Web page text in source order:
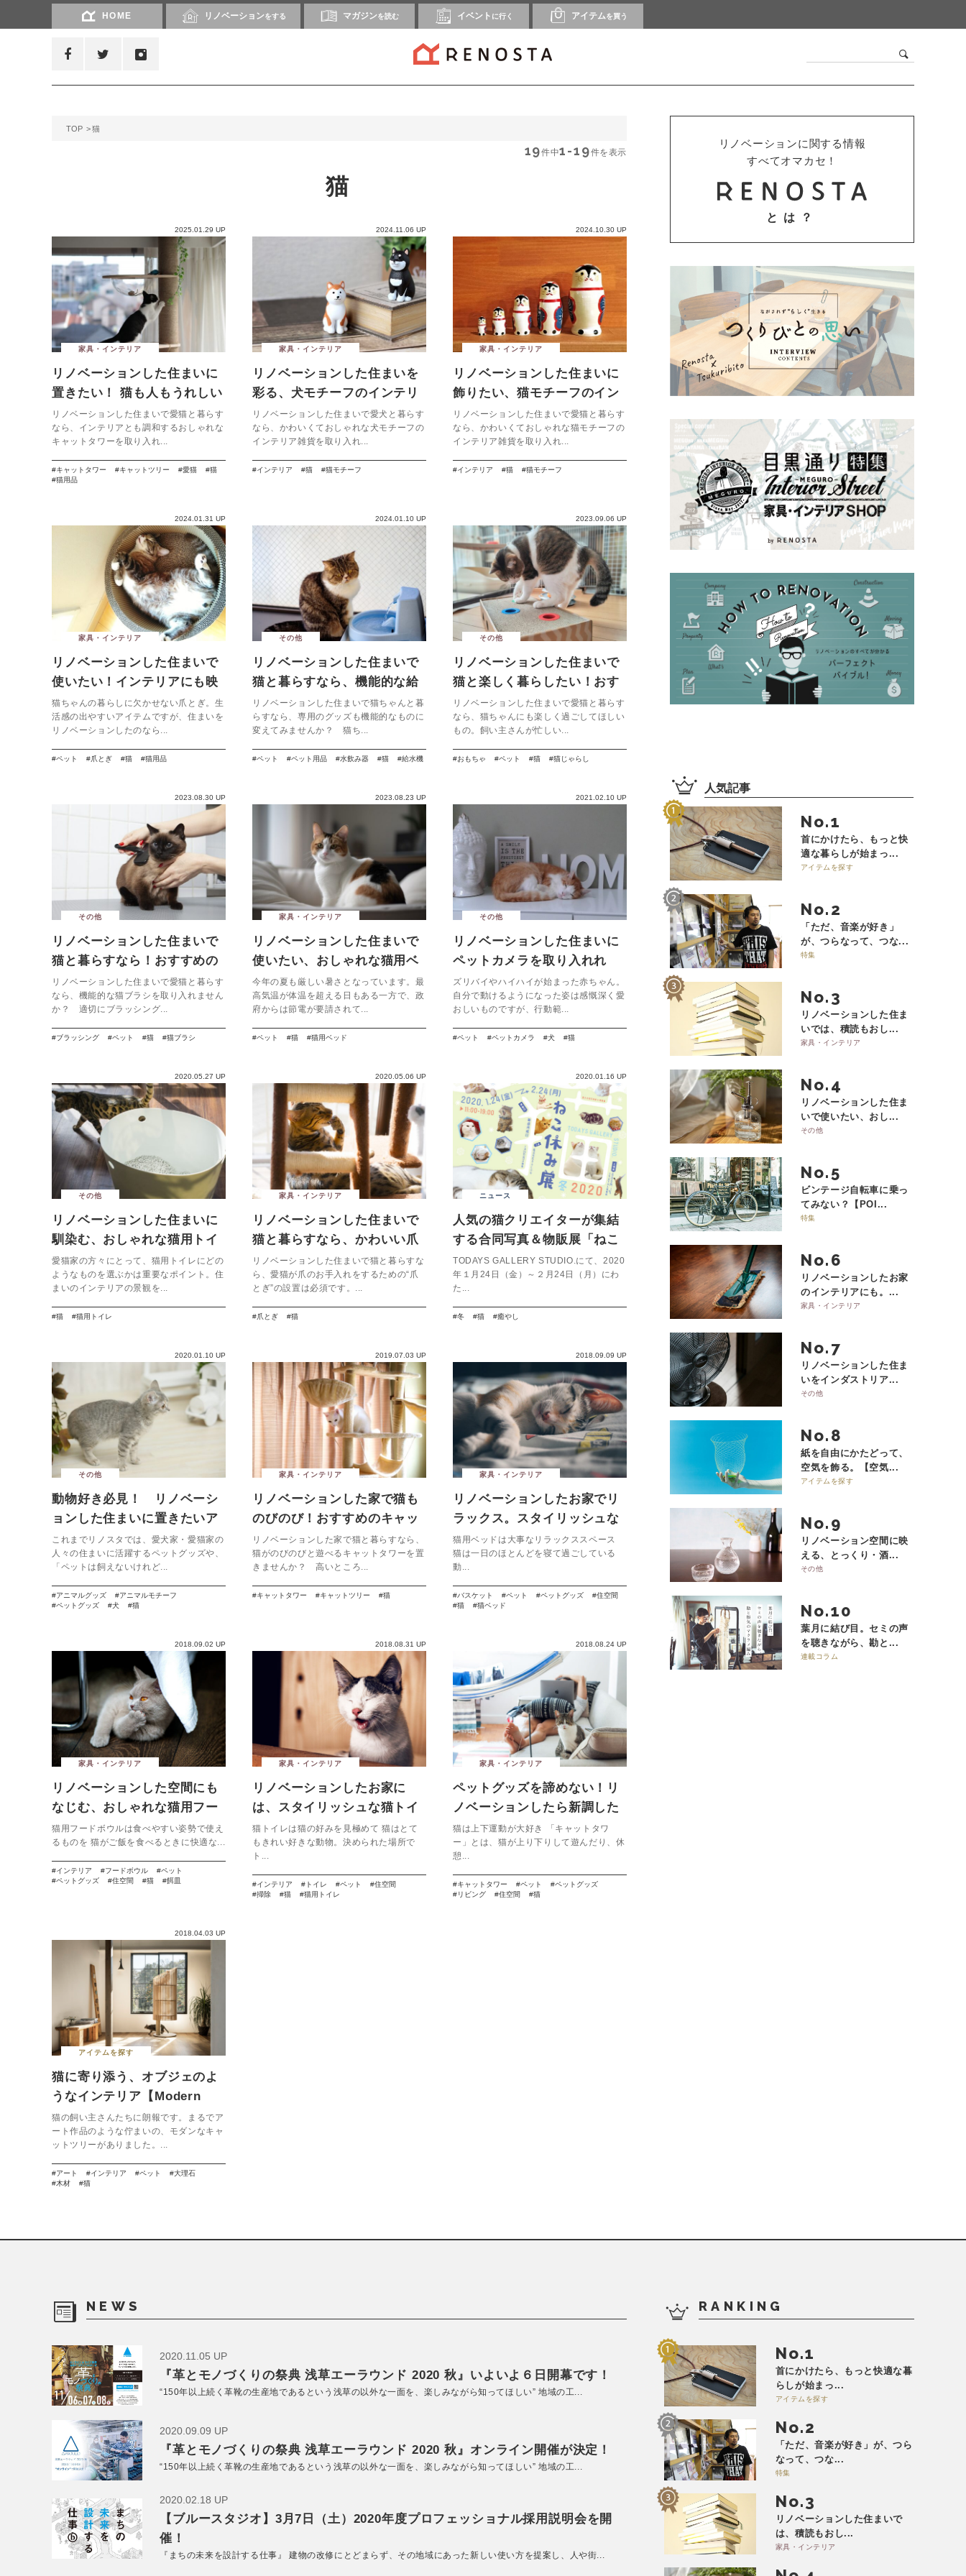
HOME リノベーションをする マガジンを読む イベント に行く アイテムを買う
TOP 猫
19件中1-19件を表示
猫
2025.01.29 UP
家具・インテリア
リノベーションした住まいに
置きたい！ 猫も人もうれしい
おしゃれなキャットタワー７
選
リノベーションした住まいで愛猫と暮らす
なら、インテリアとも調和するおしゃれな
キャットタワーを取り入れ...
キャットタワー キャットツリー 愛猫
猫
猫用品
2024.11.06 UP
家具・インテリア
リノベーションした住まいを
彩る、犬モチーフのインテリ
ア雑貨７選
リノベーションした住まいで愛犬と暮らす
なら、かわいくておしゃれな犬モチーフの
インテリア雑貨を取り入れ...
インテリア 猫 猫モチーフ
2024.10.30 UP
家具・インテリア
リノベーションした住まいに
飾りたい、猫モチーフのイン
テリア雑貨７選
リノベーションした住まいで愛猫と暮らす
なら、かわいくておしゃれな猫モチーフの
インテリア雑貨を取り入れ...
インテリア 猫 猫モチーフ
2024.01.31 UP
家具・インテリア
リノベーションした住まいで
使いたい！インテリアにも映
える猫用爪とぎ
猫ちゃんの暮らしに欠かせない爪とぎ。生
活感の出やすいアイテムですが、住まいを
リノベーションしたのなら...
ペット 爪とぎ 猫 猫用品
2024.01.10 UP
その他
リノベーションした住まいで
猫と暮らすなら、機能的な給
水機を取り入れよう
リノベーションした住まいで猫ちゃんと暮
らすなら、専用のグッズも機能的なものに
変えてみませんか？ 猫ち...
ペット ペット用品 水飲み器 猫 給水機
2023.09.06 UP
その他
リノベーションした住まいで
猫と楽しく暮らしたい！おす
すめの猫用おもちゃ７選
リノベーションした住まいで愛猫と暮らす
なら、猫ちゃんにも楽しく過ごしてほしい
もの。飼い主さんが忙しい...
おもちゃ ペット 猫 猫じゃらし
2023.08.30 UP
その他
リノベーションした住まいで
猫と暮らすなら！おすすめの
猫ブラシ７選
リノベーションした住まいで愛猫と暮らす
なら、機能的な猫ブラシを取り入れません
か？ 適切にブラッシング...
ブラッシング ペット 猫 猫ブラシ
2023.08.23 UP
家具・インテリア
リノベーションした住まいで
使いたい、おしゃれな猫用ベ
ッド７選
今年の夏も厳しい暑さとなっています。最
高気温が体温を超える日もある一方で、政
府からは節電が要請されて...
ペット 猫 猫用ベッド
2021.02.10 UP
その他
リノベーションした住まいに
ペットカメラを取り入れれ
ば、外出中も安心！
ズリバイやハイハイが始まった赤ちゃん。
自分で動けるようになった姿は感慨深く愛
おしいものですが、行動範...
ペット ペットカメラ 犬 猫
2020.05.27 UP
その他
リノベーションした住まいに
馴染む、おしゃれな猫用トイ
レ
愛猫家の方々にとって、猫用トイレにどの
ようなものを選ぶかは重要なポイント。住
まいのインテリアの景観を...
猫 猫用トイレ
2020.05.06 UP
家具・インテリア
リノベーションした住まいで
猫と暮らすなら、かわいい爪
とぎを置こう
リノベーションした住まいで猫と暮らすな
ら、愛猫が爪のお手入れをするための“爪
とぎ”の設置は必須です。...
爪とぎ 猫
2020.01.16 UP
ニュース
人気の猫クリエイターが集結
する合同写真＆物販展「ねこ
休み展」冬の本祭を開催！
TODAYS GALLERY STUDIO.にて、2020
年１月24日（金）～２月24日（月）にわ
た...
冬 猫 癒やし
2020.01.10 UP
その他
動物好き必見！ リノベーシ
ョンした住まいに置きたいア
ニマルプロダクト
これまでリノスタでは、愛犬家・愛猫家の
人々の住まいに活躍するペットグッズや、
「ペットは飼えないけれど...
アニマルグッズ
アニマルモチーフ
ペットグッズ
犬 猫
2019.07.03 UP
家具・インテリア
リノベーションした家で猫も
のびのび！おすすめのキャッ
トタワー
リノベーションした家で猫と暮らすなら、
猫がのびのびと遊べるキャットタワーを置
きませんか？ 高いところ...
キャットタワー キャットツリー 猫
2018.09.09 UP
家具・インテリア
リノベーションしたお家でリ
ラックス。スタイリッシュな
猫用ベッド
猫用ベッドは大事なリラックススペース
猫は一日のほとんどを寝て過ごしている
動...
バスケット ペット ペットグッズ
住空間
猫
猫ベッド
2018.09.02 UP
家具・インテリア
リノベーションした空間にも
なじむ、おしゃれな猫用フー
ドボウル
猫用フードボウルは食べやすい姿勢で使え
るものを 猫がご飯を食べるときに快適な...
インテリア フードボウル
ペット
ペットグッズ
住空間 猫 餌皿
2018.08.31 UP
家具・インテリア
リノベーションしたお家に
は、スタイリッシュな猫トイ
レを
猫トイレは猫の好みを見極めて 猫はとて
もきれい好きな動物。決められた場所で
ト...
インテリア トイレ ペット
住空間
掃除
猫 猫用トイレ
2018.08.24 UP
家具・インテリア
ペットグッズを諦めない！リ
ノベーションしたら新調した
い、モダンなキャットタワー
猫は上下運動が大好き 「キャットタワ
ー」とは、猫が上り下りして遊んだり、休
憩...
キャットタワー ペット
ペットグッズ
リビング
住空間 猫
2018.04.03 UP
アイテムを探す
猫に寄り添う、オブジェのよ
うなインテリア【Modern
Cat Tree NEKO】
猫の飼い主さんたちに朗報です。まるでア
ート作品のような佇まいの、モダンなキャ
ットツリーがありました。...
アート インテリア ペット
大理石
木材
猫
リノベーションに関する情報
すべてオマカセ！
とは？
人気記事
No.
首にかけたら、もっと快
適な暮らしが始まっ...
アイテムを探す
No.
「ただ、音楽が好き」
が、つらなって、つな...
特集
No.
リノベーションした住ま
いでは、積読もおし...
家具・インテリア
No.
リノベーションした住ま
いで使いたい、おし...
その他
No.
ビンテージ自転車に乗っ
てみない？【POI...
特集
No.
リノベーションしたお家
のインテリアにも。...
家具・インテリア
No.
リノベーションした住ま
いをインダストリア...
その他
No.
紙を自由にかたどって、
空気を飾る。【空気...
アイテムを探す
No.
リノベーション空間に映
える、とっくり・酒...
その他
No.
葉月に結び目。セミの声
を聴きながら、勘と...
連載コラム
NEWS
2020.11.05 UP
『革とモノづくりの祭典 浅草エーラウンド 2020 秋』いよいよ６日開幕です！
“150年以上続く革靴の生産地であるという浅草の以外な一面を、楽しみながら知ってほしい” 地域の工...
2020.09.09 UP
『革とモノづくりの祭典 浅草エーラウンド 2020 秋』オンライン開催が決定！
“150年以上続く革靴の生産地であるという浅草の以外な一面を、楽しみながら知ってほしい” 地域の工...
2020.02.18 UP
【ブルースタジオ】3月7日（土）2020年度プロフェッショナル採用説明会を開
催！
『まちの未来を設計する仕事』 建物の改修にとどまらず、その地域にあった新しい使い方を提案し、人や街...
RANKING
No.
首にかけたら、もっと快適な暮
らしが始まっ...
アイテムを探す
No.
「ただ、音楽が好き」が、つら
なって、つな...
特集
No.
リノベーションした住まいで
は、積読もおし...
家具・インテリア